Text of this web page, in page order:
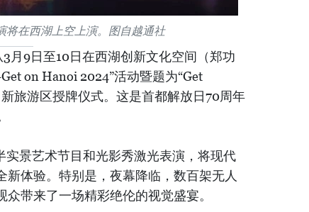
将在西湖上空上演。图自越通社
9日至10日在西湖创新文化空间（郑功
on Hanoi 2024”活动暨题为“Get
旅游区授牌仪式。这是首都解放日70周年
景艺术节目和光影秀激光表演，将现代
体验。特别是，夜幕降临，数百架无人
带来了一场精彩绝伦的视觉盛宴。